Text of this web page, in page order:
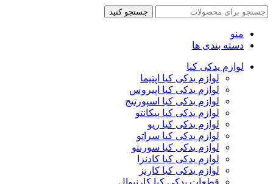
جستجو کنید
منو
دسته بندی ها
لوازم یدکی کیا
لوازم یدکی کیا اپتیما
لوازم یدکی کیا اپیروس
لوازم یدکی کیا اسپورتیج
لوازم یدکی کیا پیکانتو
لوازم یدکی کیا ریو
لوازم یدکی کیا سراتو
لوازم یدکی کیا سورنتو
لوازم یدکی کیا کادنزا
لوازم یدکی کیا کارنز
قطعات یدکی کیا کارنیوال